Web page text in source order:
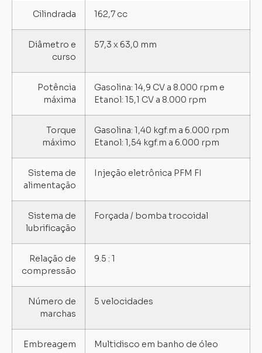
Cilindrada 162,7 cc
Diâmetro e
curso
57,3 x 63,0 mm
Potência
máxima
Gasolina: 14,9 CV a 8.000 rpm e
Etanol: 15,1 CV a 8.000 rpm
Torque
máximo
Gasolina: 1,40 kgf.m a 6.000 rpm
Etanol: 1,54 kgf.m a 6.000 rpm
Sistema de
alimentação
Injeção eletrônica PFM FI
Sistema de
lubrificação
Forçada / bomba trocoidal
Relação de
compressão
9.5 : 1
Número de
marchas
5 velocidades
Embreagem Multidisco em banho de óleo